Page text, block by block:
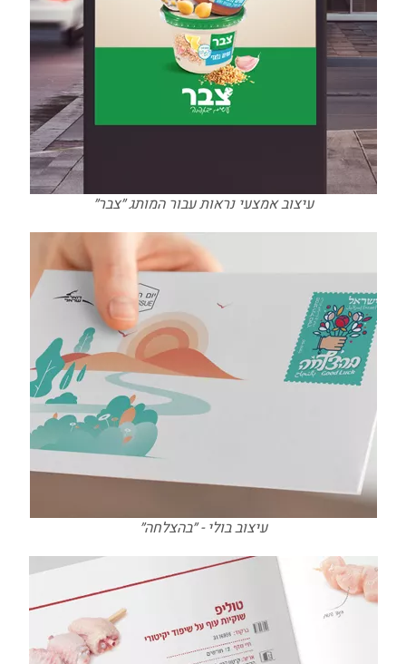
עיצוב אמצעי נראות עבור המותג ״צבר״
עיצוב בולי - ״בהצלחה״